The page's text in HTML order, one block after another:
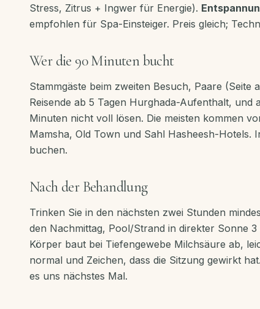
Stress, Zitrus + Ingwer für Energie).
empfohlen für Spa-Einsteiger. Preis gleich;
Wer die 90 Minuten bucht
Stammgäste beim zweiten Besuch, Paare (Seite
Reisende ab 5 Tagen Hurghada-Aufenthalt,
Minuten nicht voll lösen. Die meisten kommen
Mamsha, Old Town und Sahl Hasheesh-
buchen.
Nach der Behandlung
Trinken Sie in den nächsten zwei Stunden
den Nachmittag, Pool/Strand in direkter Sonne
Körper baut bei Tiefengewebe Milchsäure ab,
normal und Zeichen, dass die Sitzung gewirkt
es uns nächstes Mal.